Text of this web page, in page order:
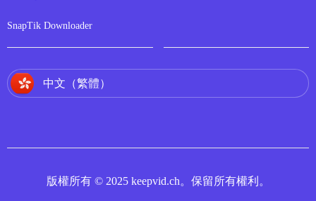
SnapTik Downloader
中文（繁體）
版權所有 © 2025 keepvid.ch。保留所有權利。